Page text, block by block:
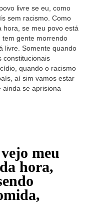
livre se eu, como
sem racismo. Como
hora, se meu povo está
tem gente morrendo
livre. Somente quando
constitucionais
quando o racismo
aí sim vamos estar
ainda se aprisiona
meu
hora,